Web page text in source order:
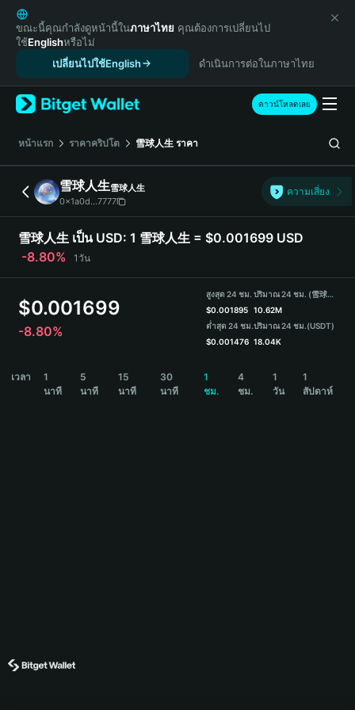
English
日本語
Tiếng Việt
Español (Latinoamérica)
Türkçe
Français
Deutsch
简体中文
繁體中文
Português (Portugal)
Bahasa Indonesia
ภาษาไทย
हिन्दी
Español
Português (Brasil)
ขณะนี้คุณกำลังดูหน้านี้ในภาษาไทย คุณต้องการเปลี่ยนไป
ใช้Englishหรือไม่
เปลี่ยนไปใช้English
ดำเนินการต่อในภาษาไทย
ดาวน์โหลดเลย
หน้าแรก ราคาคริปโต 雪球人生 ราคา
雪球人生雪球人生
0x1a0d...7777
ความเสี่ยง
雪球人生 เป็น USD: 1 雪球人生 = $0.001699 USD
-8.80%
1วัน
$0.001699
-8.80%
สูงสุด 24 ชม.
$0.001895
ต่ำสุด 24 ชม.
$0.001476
ปริมาณ 24 ชม. (雪球人生)
10.62M
ปริมาณ 24 ชม.(USDT)
18.04K
เวลา
1
นาที
5
นาที
15
นาที
30
นาที
1
ชม.
4
ชม.
1
วัน
1
สัปดาห์